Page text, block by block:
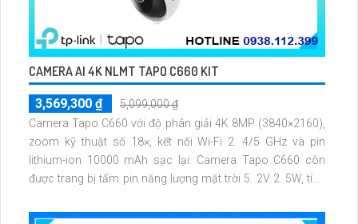
CAMERA AI 4K NLMT TAPO C660 KIT
3,569,300 ₫
5,099,000 ₫
Camera Tapo C660 với độ phân giải 4K 8MP (3840×2160),
zoom kỹ thuật số 18×, kết nối Wi-Fi 2. 4/5 GHz và pin
lithium-ion 10000 mAh sạc lại. Camera Tapo C660 còn
được trang bị tấm pin năng lượng mặt trời 5. 2V 2. 5W, tích
microSD tối đa 512 GB